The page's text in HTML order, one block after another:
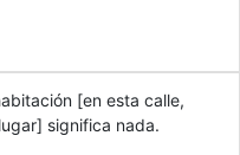
[en esta calle,
significa nada.